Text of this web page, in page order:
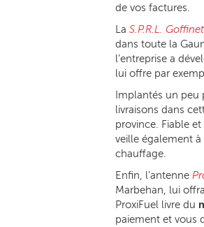
de vos factures.
La S.P.R.L.
dans toute la
l’entreprise a
lui offre par
Implantés un peu
livraisons dans
province. Fiable
veille également
chauffage.
Enfin, l’antenne
Marbehan, lui
ProxiFuel livre du
paiement et vous